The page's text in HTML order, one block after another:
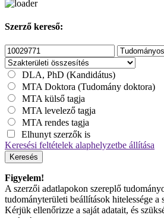
Szerző kereső:
DLA, PhD (Kandidátus)
MTA Doktora (Tudomány doktora)
MTA külső tagja
MTA levelező tagja
MTA rendes tagja
Elhunyt szerzők is
Keresési feltételek alaphelyzetbe állítása
Keresés
Figyelem!
A szerzői adatlapokon szereplő
tudományterületi beállítások hitelessége a
Kérjük ellenőrizze a saját adatait, és